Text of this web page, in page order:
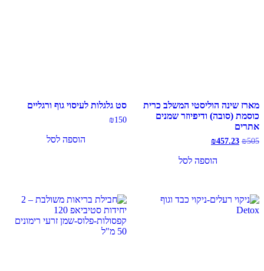
מארז שינה הוליסטי המשלב כרית
כוסמת (סובה) ודיפיוזר שמנים
אתרים
₪505
המחיר ₪457.23 המחיר
הוא:
הוספה לסל
סט גלגלות לעיסוי גוף ורגליים
₪150
הוספה לסל